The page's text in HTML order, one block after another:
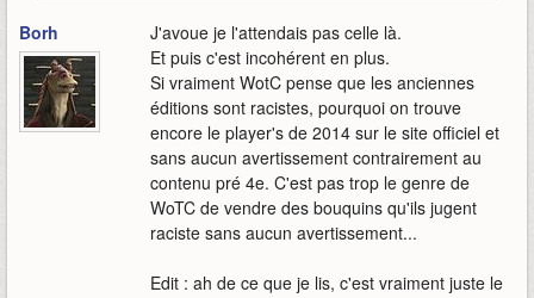
Borh
J'avoue je l'attendais pas celle là.
Et puis c'est incohérent en plus.
Si vraiment WotC pense que les anciennes
éditions sont racistes, pourquoi on trouve
encore le player's de 2014 sur le site officiel et
sans aucun avertissement contrairement au
contenu pré 4e. C'est pas trop le genre de
WoTC de vendre des bouquins qu'ils jugent
raciste sans aucun avertissement...
Edit : ah de ce que je lis, c'est vraiment juste le